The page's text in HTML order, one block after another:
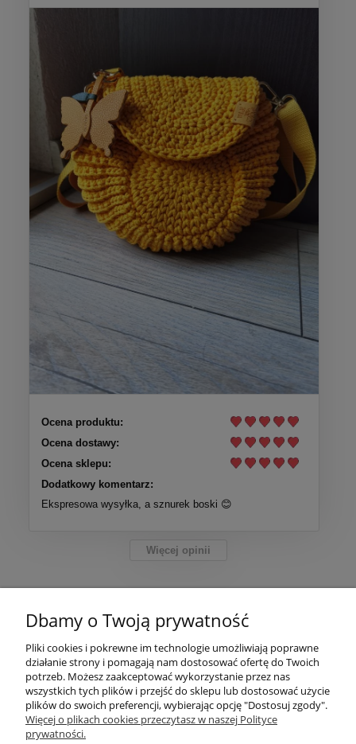
Ocena produktu:
Ocena dostawy:
Ocena sklepu:
Dodatkowy komentarz:
Ekspresowa wysyłka, a sznurek boski 😊
Więcej opinii
Moje konto
Płatności i dostawa
Informacje
Dbamy o Twoją prywatność
Pliki cookies i pokrewne im technologie umożliwiają poprawne
działanie strony i pomagają nam dostosować ofertę do Twoich
potrzeb. Możesz zaakceptować wykorzystanie przez nas
wszystkich tych plików i przejść do sklepu lub dostosować użycie
plików do swoich preferencji, wybierając opcję "Dostosuj zgody".
Więcej o plikach cookies przeczytasz w naszej Polityce
prywatności.